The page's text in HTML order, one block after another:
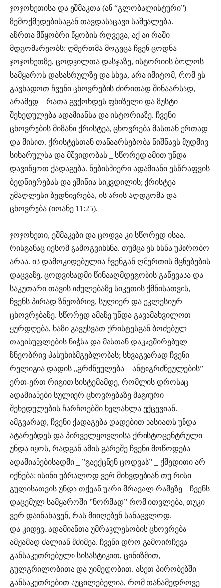
ჯოჯოხეთისა და ეშმაკთა (ან “გლობალისტური”)
ზემოქმედებისაგან თავდასაცავი საშუალება.
აზრთა მწყობრი წყობის რღვევა, აქ აი რაში
მდგომარეობს: ღმერთმა მოგვცა ჩვენ ცოდნა
ჯოჯოხეთზე, ცოდვილთა დასჯაზე, ისტორიის ბოლოს
სამყაროს დასასრულზე და სხვა, არა იმიტომ, რომ ეს
გავხადოთ ჩვენი ცხოვრების ძირითად შინაარსად,
არამედ _ რათა გვქონდეს ფხიზელი და ზუსტი
შეხედულება ადამიანსა და ისტორიაზე. ჩვენი
ცხოვრების მიზანი ქრისტეა, ცხოვრება მასთან ერთად
და მისით. ქრისტესთან თანაარსებობა ნიშნავს მუდმივ
სიხარულსა და მშვიდობას _ სწორედ ამით უნდა
დავიწყოთ ქადაგება. ნებისმიერი ადამიანი ესწრაფვის
ბედნიერებას და ეშინია სიკვდილის; ქრისტეა
უმაღლესი ბედნიერება, ის არის აღდგომა და
ცხოვრება (იოანე 11:25).
ჯოჯოხეთი, ეშმაკები და ცოდვა კი სწორედ ისაა,
რისგანაც იესომ გამოგვიხსნა. თუმცა ეს ხსნა უპირობო
არაა. ის დამოკიდებულია ჩვენგან ღმერთის მცნებების
დაცვაზე, ცოდვისადმი წინააღმდეგობის გაწევასა და
საკუთარი თავის იძულებაზე სიკეთის ქმნისათვის,
ჩვენს პირად ზნეობრივ, სულიერ და ეკლესიურ
ცხოვრებაზე. სწორედ ამაზე უნდა გავამახვილოთ
ყურდღება, ხაზი გავუსვათ ქრისტესგან ბოძებულ
თავისუფლების ნიჭსა და მასთან დაკავშირებულ
ზნეობრივ პასუხისმგებლობას; სხვაგვარად ჩვენი
რელიგია დადის ,,გრძნეულება _ ანტიგრძნეულების”
ერთ-ერთ რიგით სისტემამდე, რომლის დროსაც
ადამიანები სულიერ ცხოვრებაზე მაგიური
შეხედულების ჩარჩოებში ხელახლა ექცევიან.
ამგვარად, ჩვენი ქადაგება დადებით ხასიათს უნდა
ატარებდეს და პირველყოვლისა ქრისტოცენტრული
უნდა იყოს, რადგან ამის გარეშე ჩვენი მოწოდება
ადამიანებისადმი _ ”გაექცნენ ცოდვას” _ ქმედითი არ
იქნება: ისინი უბრალოდ ვერ მიხვდებიან თუ რისი
გულისათვის უნდა თქვან უარი მრავალ რამეზე _ ჩვენს
დაცემულ სამყაროში ”ნორმად” რომ ითვლება, თუკი
ვერ დაინახავენ, რას მიიღებენ სანაცვლოდ.
და კიდევ, ადამიანთა უმრავლესობის ცხოვრება
ამჟამად ძალიან მძიმეა. ჩვენი დრო გამოირჩევა
განსაკუთრებული სისასტიკით, ცინიზმით,
გულგრილობითა და უიმედობით. ასეთ პირობებში
განსაკუთრებით აუცილებელია, რომ თანამედროვე